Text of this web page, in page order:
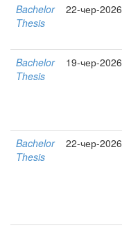
Bachelor
Thesis
22-чер-2026
Bachelor
Thesis
19-чер-2026
Bachelor
Thesis
22-чер-2026